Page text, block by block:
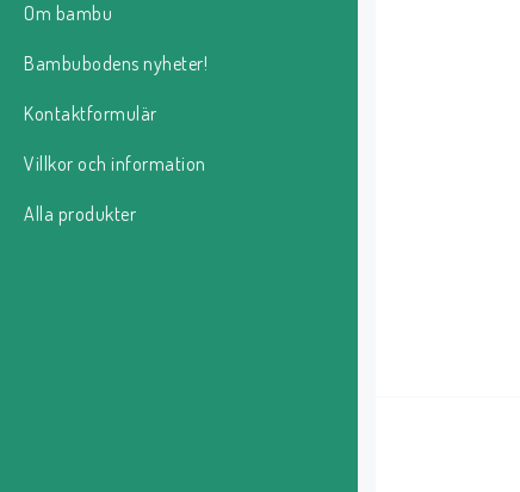
Om bambu
Bambubodens nyheter!
Kontaktformulär
Villkor och information
Alla produkter